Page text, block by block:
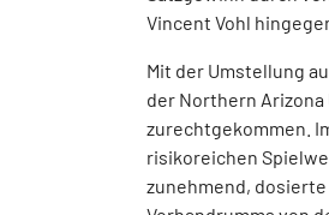
Vincent Vohl
Mit der Umstellung
der Northern
zurechtgekommen.
risikoreichen
zunehmend,